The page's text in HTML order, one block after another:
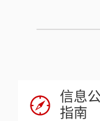
信息
指南